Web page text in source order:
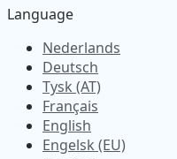
Language
Nederlands
Deutsch
Tysk (AT)
Français
English
Engelsk (EU)